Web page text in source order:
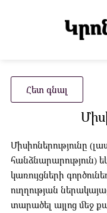
Հետ գնալ
Միսիոներությունը
հանձնարարություն)
կառույցների
ուղղության
տարածել այլոց մեջ